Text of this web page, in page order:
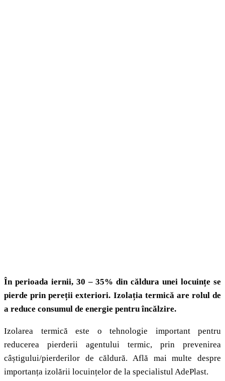
În perioada iernii, 30 – 35% din căldura unei locuințe se
pierde prin pereții exteriori. Izolația termică are rolul de
a reduce consumul de energie pentru încălzire.
Izolarea termică este o tehnologie important pentru
reducerea pierderii agentului termic, prin prevenirea
câștigului/pierderilor de căldură. Află mai multe despre
importanța izolării locuințelor de la specialistul AdePlast.